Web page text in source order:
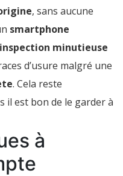
, sans aucune
smartphone
inspection minutieuse
d’usure malgré une
. Cela reste
il est bon de le garder à
à